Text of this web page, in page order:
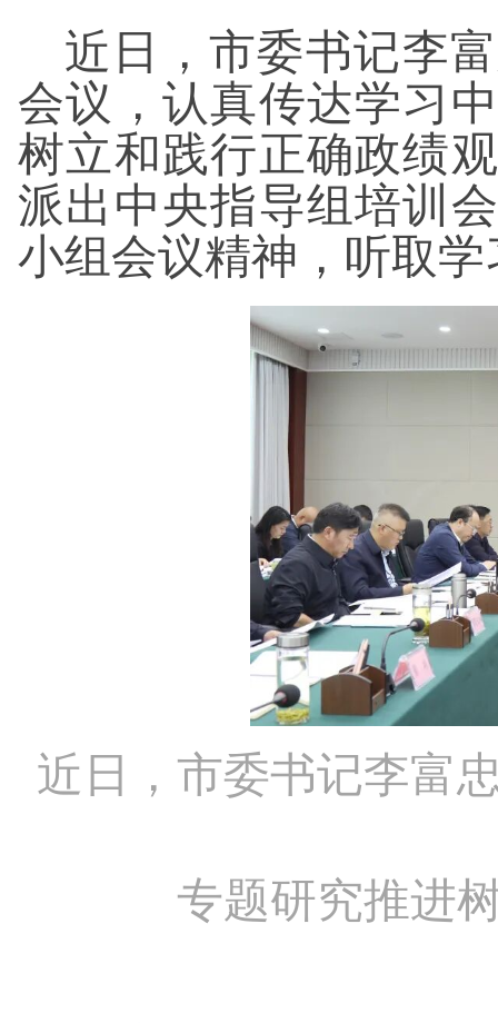
近日，市委书记李
会议，认真传达学习
树立和践行正确政绩
派出中央指导组培训
小组会议精神，听取
近日，市委书记李富
专题研究推进